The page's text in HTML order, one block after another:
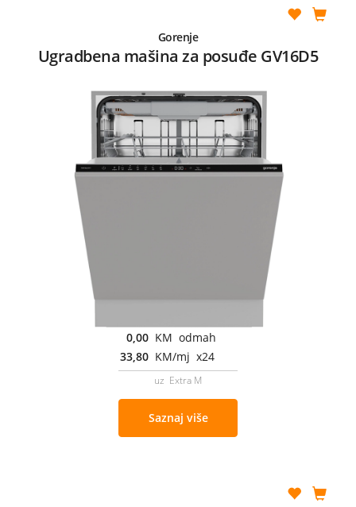
Gorenje
Ugradbena mašina za posuđe GV16D5
0,00 KM odmah
33,80 KM/mj x24
uz Extra M
Saznaj više